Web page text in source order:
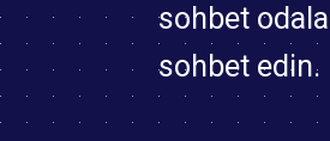
sohbet
sohbet edin.